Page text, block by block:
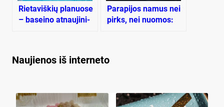
Rie­ta­viš­kių pla­nuo­se
– ba­sei­no at­nau­ji­ni­
Pa­ra­pi­jos na­mus nei
pirks, nei nuo­mos:
Naujienos iš interneto